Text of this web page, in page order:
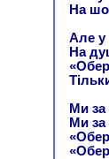
На
Але у
На
Ми за
Ми за